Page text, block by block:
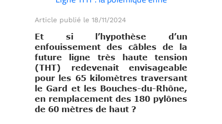
Article publié le 18/11/2024
Et si l’hypothèse d’un
enfouissement des câbles de la
future ligne très haute tension
(THT) redevenait envisageable
pour les 65 kilomètres traversant
le Gard et les Bouches-du-Rhône,
en remplacement des 180 pylônes
de 60 mètres de haut ?